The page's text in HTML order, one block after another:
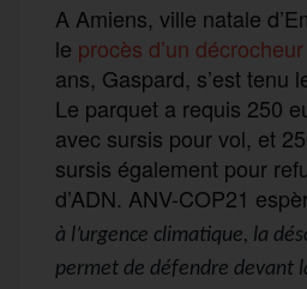
A Amiens, ville natale
le procès d’un
ans, Gaspard, s’est tenu
Le parquet a requis 250
avec sursis pour vol, et
sursis également pour
d’ADN. ANV-COP21
à l’urgence climatique, la
permet de défendre devant